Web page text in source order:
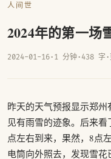
人间世
2024年的第一场
2024-01-16· 1 分钟· 438 字 ·
昨天的天气预报显示郑
见有雨雪的迹象。后来
点左右到来，果然，8点
电筒向外照去，发现雪